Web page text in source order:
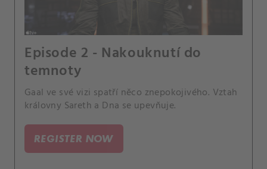
Episode 2 - Nakouknutí do
temnoty
Gaal ve své vizi spatří něco znepokojivého. Vztah
královny Sareth a Dna se upevňuje.
REGISTER NOW